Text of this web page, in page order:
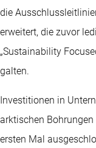
die
erweitert, die zuvor
„Sustainability
galten.
Investitionen in
arktischen
ersten Mal